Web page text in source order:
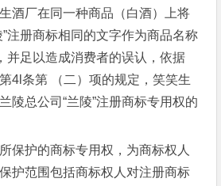
酒厂在同一种商品（白酒）上将
注册商标相同的文字作为商品名称
足以造成消费者的误认，依据
4l条第 （二）项的规定，笑笑生
陵总公司“兰陵”注册商标专用权的
保护的商标专用权，为商标权人
护范围包括商标权人对注册商标